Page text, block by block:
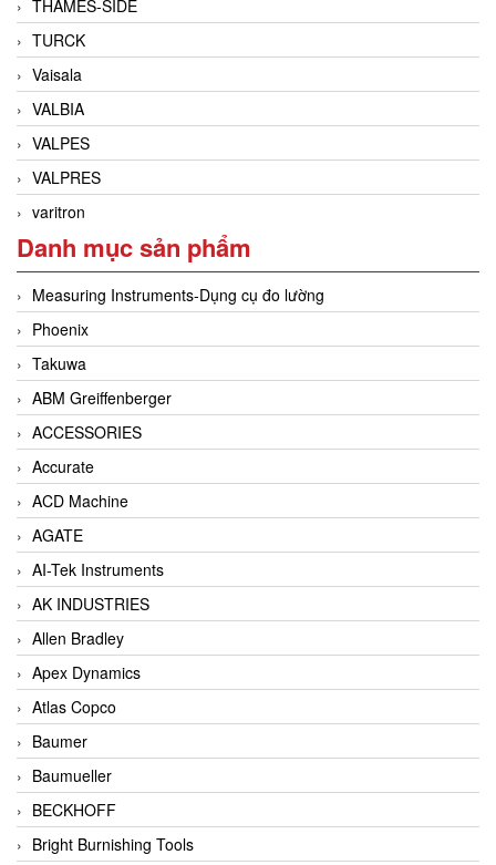
THAMES-SIDE
TURCK
Vaisala
VALBIA
VALPES
VALPRES
varitron
Danh mục sản phẩm
Measuring Instruments-Dụng cụ đo lường
Phoenix
Takuwa
ABM Greiffenberger
ACCESSORIES
Accurate
ACD Machine
AGATE
AI-Tek Instruments
AK INDUSTRIES
Allen Bradley
Apex Dynamics
Atlas Copco
Baumer
Baumueller
BECKHOFF
Bright Burnishing Tools